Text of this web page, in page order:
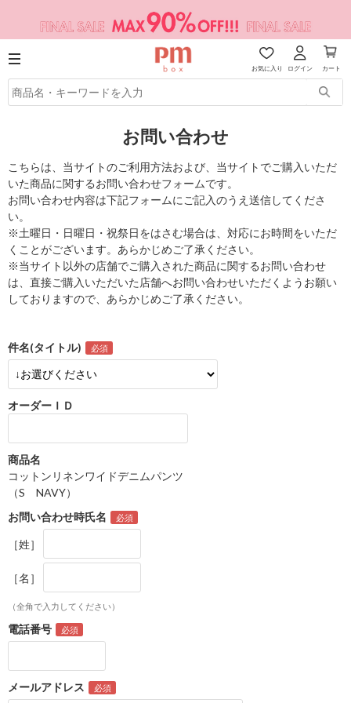
お気に入り ログイン カート
お問い合わせ
こちらは、当サイトのご利用方法および、当サイトでご購入いただ
いた商品に関するお問い合わせフォームです。
お問い合わせ内容は下記フォームにご記入のうえ送信してくださ
い。
※土曜日・日曜日・祝祭日をはさむ場合は、対応にお時間をいただ
くことがございます。あらかじめご了承ください。
※当サイト以外の店舗でご購入された商品に関するお問い合わせ
は、直接ご購入いただいた店舗へお問い合わせいただくようお願い
しておりますので、あらかじめご了承ください。
件名(タイトル)
オーダーＩＤ
商品名
コットンリネンワイドデニムパンツ
（S NAVY）
お問い合わせ時氏名
［姓］
［名］
（全角で入力してください）
電話番号
メールアドレス